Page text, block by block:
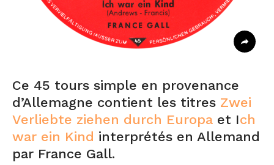
Ce 45 tours simple en provenance
d’Allemagne contient les titres Zwei
Verliebte ziehen durch Europa et Ich
war ein Kind interprétés en Allemand
par France Gall.